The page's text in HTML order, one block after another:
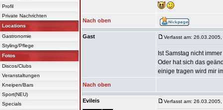
Profil
Private Nachrichten
Locations
Gastronomie
Styling/Pflege
Fotos
Discos/Clubs
Veranstaltungen
Kneipen/Bars
Sport(NEU)
Specials
Nach oben
Gast Verfasst am:
Ist Samstag nicht
Oder hat sich das
einige tragen wird mir
Nach oben
Evileis Verfasst am: